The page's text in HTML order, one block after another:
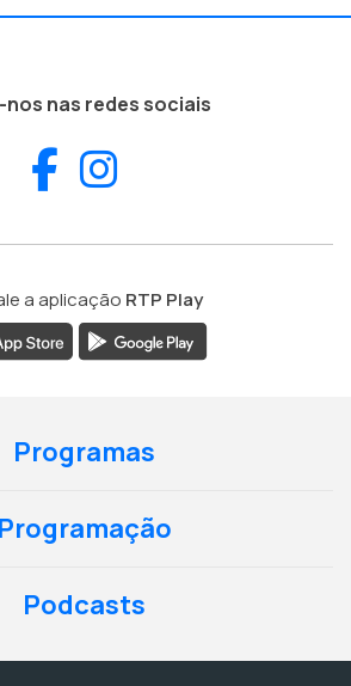
nos nas redes sociais
Facebook
a aplicação RTP Play
Programas
Programação
Podcasts